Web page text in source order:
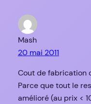
Mash
20 mai 2011
Cout de fabrication
Parce que tout le
amélioré (au prix <